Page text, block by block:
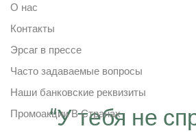
“У тебя не
О нас
Контакты
Эрсаг в прессе
Часто задаваемые вопросы
Наши банковские реквизиты
Промоакции В Странах